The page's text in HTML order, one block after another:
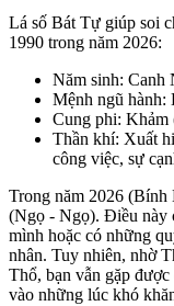
Lá số Bát Tự giúp soi
1990 trong năm 2026:
Năm sinh: Canh
Mệnh ngũ
Cung phi:
Thần khí: Xuất
công việc, sự
Trong năm 2026 (Bính
(Ngọ - Ngọ). Điều này
mình hoặc có những
nhân. Tuy nhiên, nhờ
Thổ, bạn vẫn gặp
vào những lúc khó